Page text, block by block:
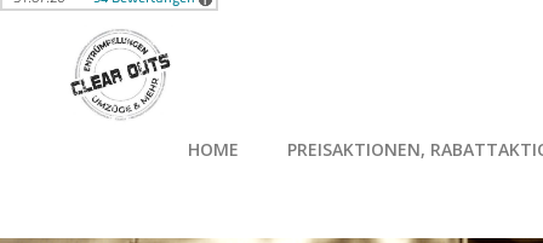
springen
HOME PREISAKTIONEN,